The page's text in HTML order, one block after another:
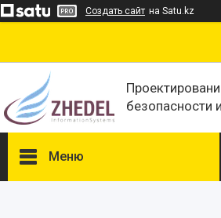
Создать сайт на Satu.kz
безопасности
Меню